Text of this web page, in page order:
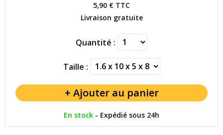
5,90 € TTC
Livraison gratuite
Quantité :
Taille :
En stock - Expédié sous 24h